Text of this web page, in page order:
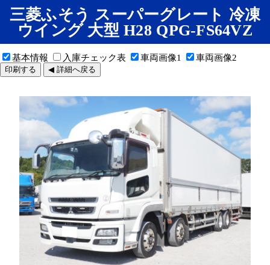
三菱ふそう スーパーグレート 冷凍
ウイング 大型 H28 QPG-FS64VZ
基本情報 入庫チェック表 車両画像1 車両画像2
印刷する ◀ 詳細へ戻る